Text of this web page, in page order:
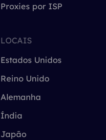
Proxies por ISP
LOCAIS
Estados Unidos
Reino Unido
Alemanha
Índia
Japão